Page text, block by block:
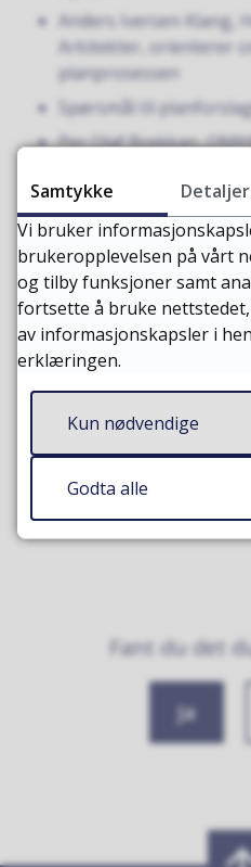
Anders Iversen Klang,
Arkitekter, orienterer
planprosessen
Spørsmål til
Per Olaf Brekkan,
Planforslagets
september 2022.Du kan
planforslaget via vår
Publisert av
Fant du det
Ja
Samtykke Detaljer
Vi bruker
brukeropplevelsen på vårt
og tilby funksjoner samt
fortsette å bruke
av informasjonskapsler i
erklæringen.
Kun nødvendige
Godta alle